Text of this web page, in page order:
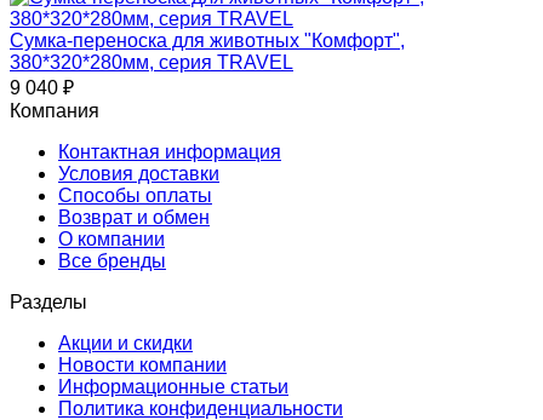
Сумка-переноска для животных "Комфорт",
380*320*280мм, серия TRAVEL
9 040 ₽
Компания
Контактная информация
Условия доставки
Способы оплаты
Возврат и обмен
О компании
Все бренды
Разделы
Акции и скидки
Новости компании
Информационные статьи
Политика конфиденциальности